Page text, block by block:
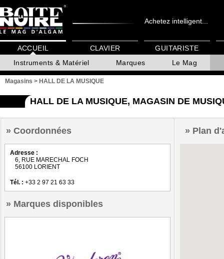
Achetez intelligent...
ACCUEIL
Instruments & Matériel
Marques Le Mag
CLAVIER GUITARISTE
Magasins > HALL DE LA MUSIQUE
HALL DE LA MUSIQUE, MAGASIN DE
Coordonnées
Adresse :
6, RUE MARECHAL FOCH
56100 LORIENT
Tél. : +33 2 97 21 63 33
Marques disponibles
Plan